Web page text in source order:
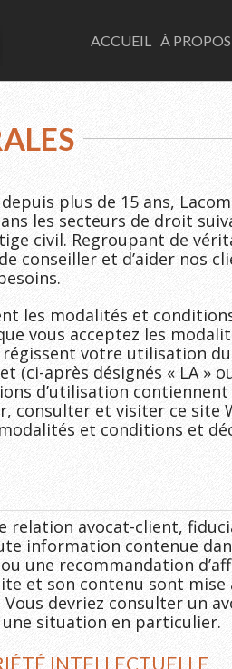
LACOMBE AVOCATS
ACCUEIL À PROPOS
plus de 15 ans,
les secteurs de droit
civil. Regroupant de
conseiller et d’aider nos
les modalités et
vous acceptez les
votre utilisation
(ci-après désignés « LA »
d’utilisation
consulter et visiter ce site
et conditions et
relation avocat-client,
information contenue
une recommandation
et son contenu sont
devriez consulter un
situation en particulier.
INTELLECTUELLE